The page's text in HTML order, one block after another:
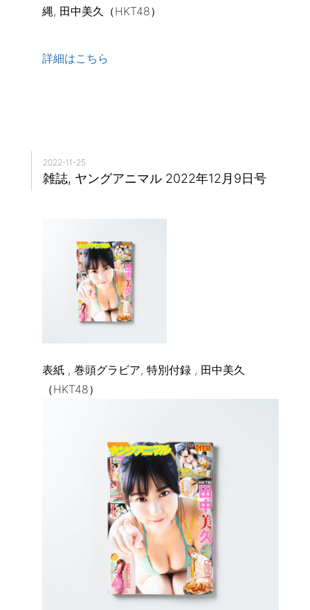
縄, 田中美久（HKT48）
詳細はこちら
2022-11-25
雑誌, ヤングアニマル 2022年12月9日号
表紙 , 巻頭グラビア, 特別付録 , 田中美久
（HKT48）